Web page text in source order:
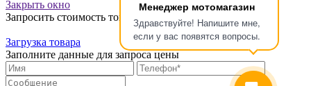
Менеджер мотомагазин
Здравствуйте! Напишите мне,
если у вас появятся вопросы.
Закрыть окно
Запросить стоимость товара
Загрузка товара
Заполните данные для запроса цены